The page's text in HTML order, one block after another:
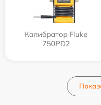
Калибратор Fluke
750PD2